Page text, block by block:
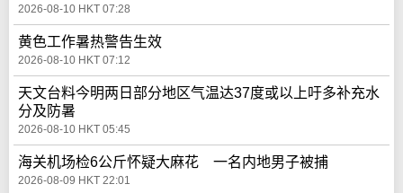
2026-08-10 HKT 07:28
黄色工作暑热警告生效
2026-08-10 HKT 07:12
天文台料今明两日部分地区气温达37度或以上吁多补充水
分及防暑
2026-08-10 HKT 05:45
海关机场检6公斤怀疑大麻花 一名内地男子被捕
2026-08-09 HKT 22:01